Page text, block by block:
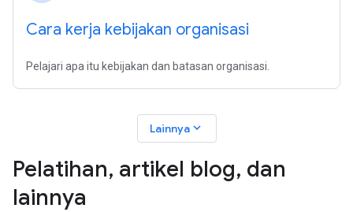
Cara kerja kebijakan organisasi
Pelajari apa itu kebijakan dan batasan organisasi.
Lainnyaexpand_more
Pelatihan, artikel blog, dan
lainnya